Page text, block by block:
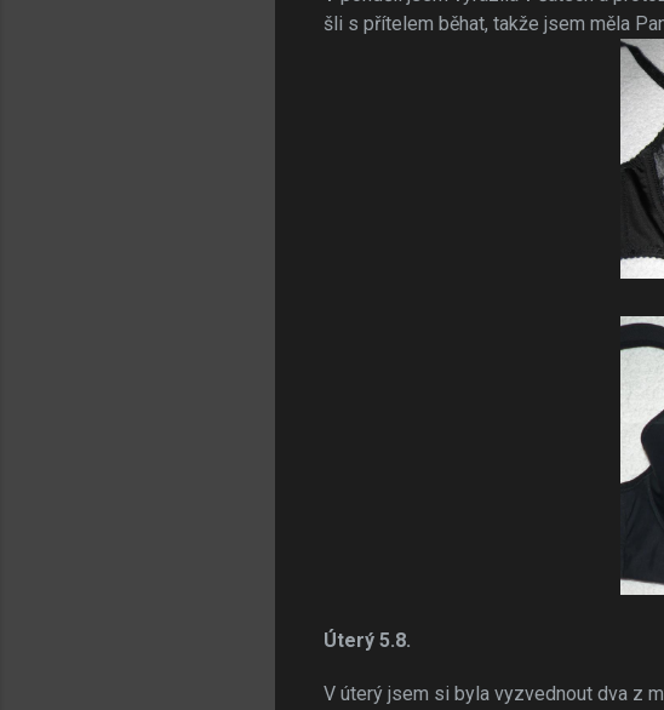
šli s přítelem běhat, takže jsem měla
Úterý 5.8.
V úterý jsem si byla vyzvednout dva z